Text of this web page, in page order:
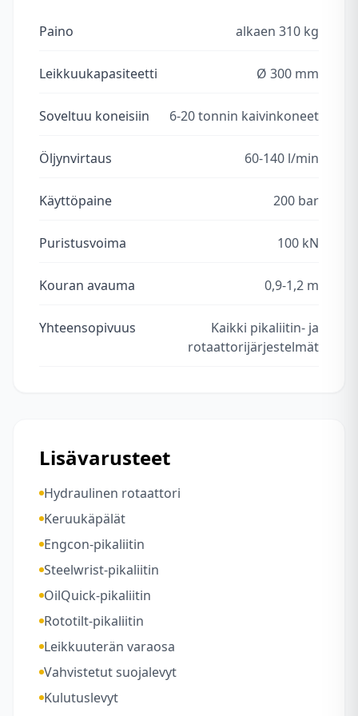
Paino alkaen 310 kg
Leikkuukapasiteetti Ø 300 mm
Soveltuu koneisiin 6-20 tonnin kaivinkoneet
Öljynvirtaus 60-140 l/min
Käyttöpaine 200 bar
Puristusvoima 100 kN
Kouran avauma 0,9-1,2 m
Yhteensopivuus
Kaikki pikaliitin- ja
rotaattorijärjestelmät
Lisävarusteet
Hydraulinen rotaattori
Keruukäpälät
Engcon-pikaliitin
Steelwrist-pikaliitin
OilQuick-pikaliitin
Rototilt-pikaliitin
Leikkuuterän varaosa
Vahvistetut suojalevyt
Kulutuslevyt